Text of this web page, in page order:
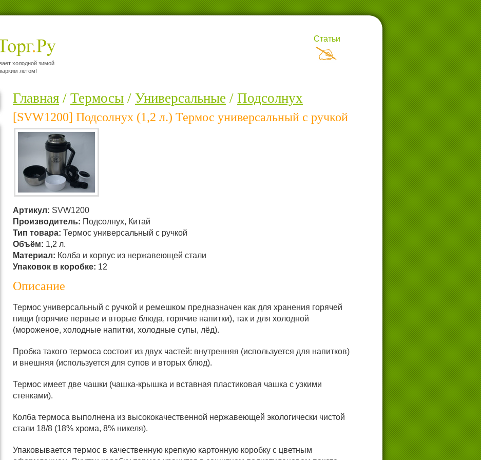
холодной зимой
летом!
Статьи
Главная / Термосы / Универсальные / Подсолнух
[SVW1200] Подсолнух (1,2 л.) Термос универсальный с ручкой
Артикул: SVW1200
Производитель: Подсолнух, Китай
Тип товара: Термос универсальный с ручкой
Объём: 1,2 л.
Материал: Колба и корпус из нержавеющей стали
Упаковок в коробке: 12
Описание
Термос универсальный с ручкой и ремешком предназначен как для хранения горячей
пищи (горячие первые и вторые блюда, горячие напитки), так и для холодной
(мороженое, холодные напитки, холодные супы, лёд).
Пробка такого термоса состоит из двух частей: внутренняя (используется для напитков)
и внешняя (используется для супов и вторых блюд).
Термос имеет две чашки (чашка-крышка и вставная пластиковая чашка с узкими
стенками).
Колба термоса выполнена из высококачественной нержавеющей экологически чистой
стали 18/8 (18% хрома, 8% никеля).
Упаковывается термос в качественную крепкую картонную коробку с цветным